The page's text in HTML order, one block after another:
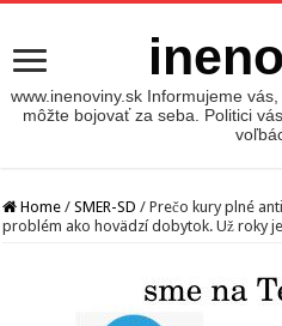
www.inenoviny.sk Informujeme
môžte bojovať za seba. Politici
Home / SMER-SD / Prečo kury plné
problém ako hovädzí dobytok. Už roky